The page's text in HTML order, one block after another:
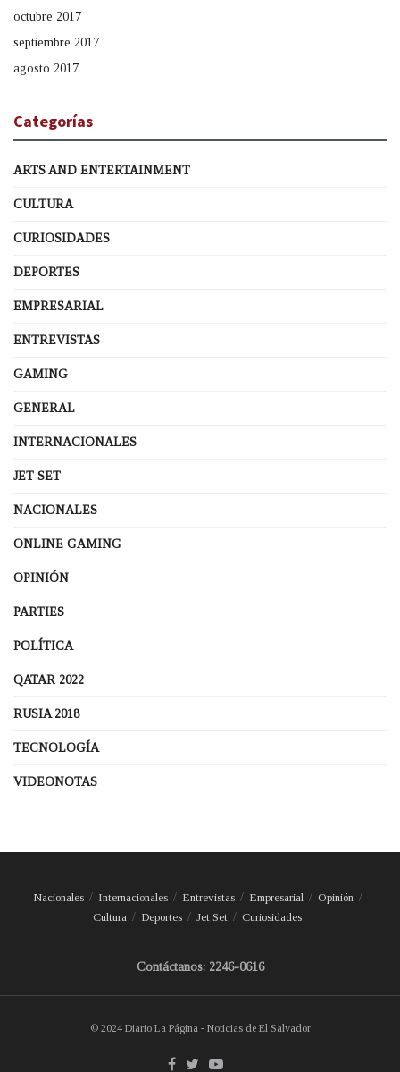
octubre 2017
septiembre 2017
agosto 2017
Categorías
ARTS AND ENTERTAINMENT
CULTURA
CURIOSIDADES
DEPORTES
EMPRESARIAL
ENTREVISTAS
GAMING
GENERAL
INTERNACIONALES
JET SET
NACIONALES
ONLINE GAMING
OPINIÓN
PARTIES
POLÍTICA
QATAR 2022
RUSIA 2018
TECNOLOGÍA
VIDEONOTAS
Nacionales Internacionales Entrevistas Empresarial
Opinión
Cultura
Deportes Jet Set Curiosidades
Contáctanos: 2246-0616
© 2024 Diario La Página - Noticias de El Salvador